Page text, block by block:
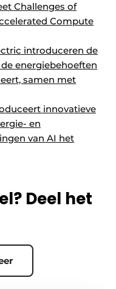
Challenges of
Compute
introduceren de
energiebehoeften
samen met
innovatieve
en
van AI het
Deel het